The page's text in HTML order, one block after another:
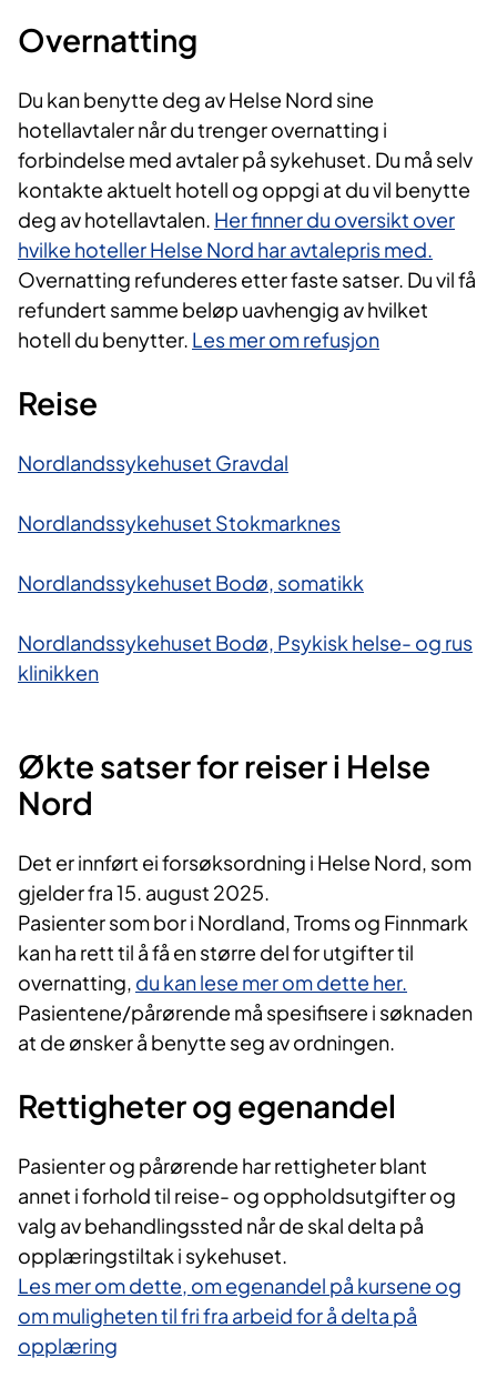
Overnatting
Du kan benytte deg av Helse Nord sine
hotellavtaler når du trenger overnatting i
forbindelse med avtaler på sykehuset. Du må selv
kontakte aktuelt hotell og oppgi at du vil benytte
deg av hotellavtalen. Her finner du oversikt over
hvilke hoteller Helse Nord har avtalepris med.
Overnatting refunderes etter faste satser. Du vil få
refundert samme beløp uavhengig av hvilket
hotell du benytter. Les mer om refusjon
Reise
Nordlandssykehuset Gravdal
Nordlandssykehuset Stokmarknes
Nordlandssykehuset Bodø, somatikk
Nordlandssykehuset Bodø, Psykisk helse- og rus​
klinikken
Økte satser for reiser i Helse
Nord
Det er innført ei forsøksordning i Helse Nord, som
gjelder fra 15. august 2025.
Pasienter som bor i Nordland, Troms og Finnmark
kan ha rett til å få en større del for utgifter til
overnatting, du kan lese mer om dette her.
Pasientene/pårørende må spesifisere i søknaden
at de ønsker å benytte seg av ordningen.
Rettigheter og egenandel
Pasienter og pårørende har rettigheter blant
annet i forhold til reise- og oppholdsutgifter og
valg av behandlingssted når de skal delta på
opplæringstiltak i sykehuset.
Les mer om dette, om egenandel på kursene og
om muligheten til fri fra arbeid for å delta på
opplæring